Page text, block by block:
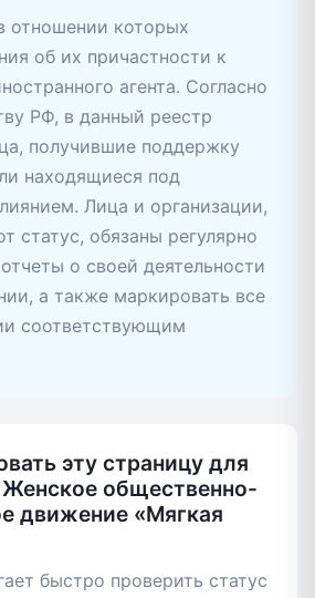
отношении которых
об их причастности к
агента. Согласно
РФ, в данный реестр
получившие поддержку
находящиеся под
Лица и организации,
статус, обязаны регулярно
о своей деятельности
а также маркировать все
соответствующим
эту страницу для
Женское общественно-
движение «Мягкая
быстро проверить статус